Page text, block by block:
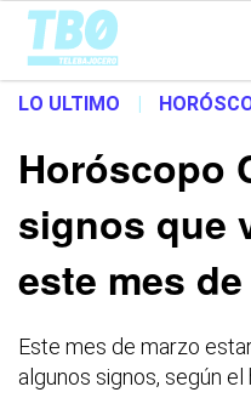
Cargando...
LO ULTIMO |
Horóscopo
signos que
este mes
Este mes de marzo
algunos signos, según